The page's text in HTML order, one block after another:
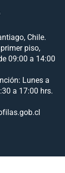
Chile.
piso,
09:00 a 14:00
Lunes a
a 17:00 hrs.